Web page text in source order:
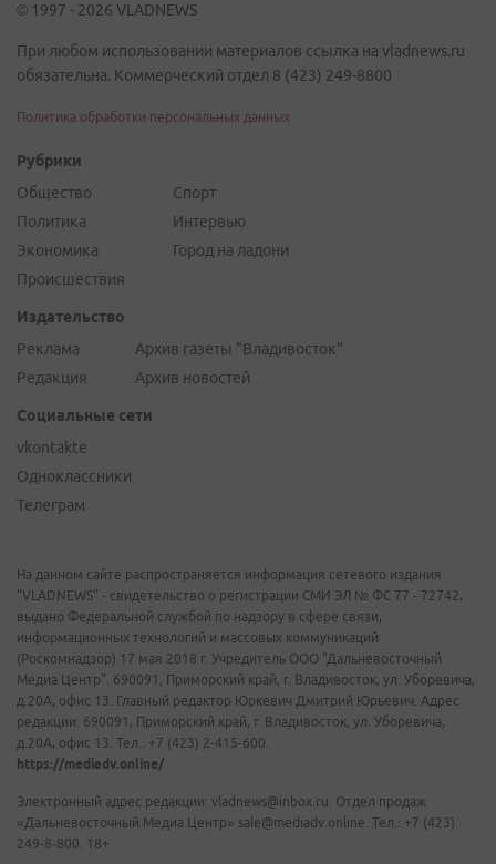
© 1997 - 2026 VLADNEWS
При любом использовании материалов ссылка на vladnews.ru
обязательна. Коммерческий отдел 8 (423) 249-8800
Политика обработки персональных данных
Рубрики
Общество
Политика
Экономика
Происшествия
Спорт
Интервью
Город на ладони
Издательство
Реклама
Редакция
Архив газеты "Владивосток"
Архив новостей
Социальные сети
vkontakte
Одноклассники
Телеграм
На данном сайте распространяется информация сетевого издания
"VLADNEWS" - свидетельство о регистрации СМИ ЭЛ № ФС 77 - 72742,
выдано Федеральной службой по надзору в сфере связи,
информационных технологий и массовых коммуникаций
(Роскомнадзор) 17 мая 2018 г. Учредитель ООО "Дальневосточный
Медиа Центр". 690091, Приморский край, г. Владивосток, ул. Уборевича,
д.20А, офис 13. Главный редактор Юркевич Дмитрий Юрьевич. Адрес
редакции: 690091, Приморский край, г. Владивосток, ул. Уборевича,
д.20А, офис 13. Тел.: +7 (423) 2-415-600.
https://mediadv.online/
Электронный адрес редакции: vladnews@inbox.ru. Отдел продаж
«Дальневосточный Медиа Центр» sale@mediadv.online. Тел.: +7 (423)
249-8-800. 18+